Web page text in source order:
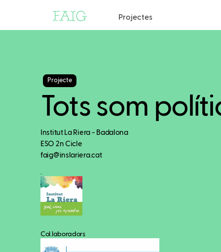
Projectes
Projecte
Tots som
Institut La Riera - Badalona
ESO 2n Cicle
faig@inslariera.cat
Col.laboradors